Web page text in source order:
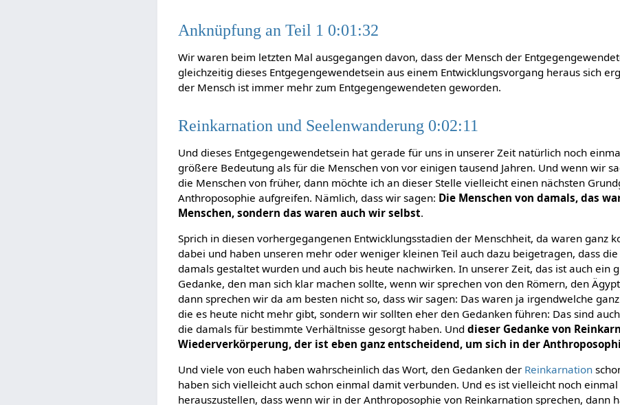
Anknüpfung an Teil 1 0:01:32
Wir waren beim letzten Mal ausgegangen davon, dass der Mensch der
gleichzeitig dieses Entgegengewendetsein aus einem Entwicklungsvorgang heraus sich
der Mensch ist immer mehr zum Entgegengewendeten geworden.
Reinkarnation und Seelenwanderung 0:02:11
Und dieses Entgegengewendetsein hat gerade für uns in unserer Zeit natürlich noch
größere Bedeutung als für die Menschen von vor einigen tausend Jahren. Und wenn wir
die Menschen von früher, dann möchte ich an dieser Stelle vielleicht einen nächsten
Anthroposophie aufgreifen. Nämlich, dass wir sagen: Die Menschen von damals, das
Menschen, sondern das waren auch wir selbst.
Sprich in diesen vorhergegangenen Entwicklungsstadien der Menschheit, da waren ganz
dabei und haben unseren mehr oder weniger kleinen Teil auch dazu beigetragen, dass
damals gestaltet wurden und auch bis heute nachwirken. In unserer Zeit, das ist auch ein
Gedanke, den man sich klar machen sollte, wenn wir sprechen von den Römern, den
dann sprechen wir da am besten nicht so, dass wir sagen: Das waren ja irgendwelche
die es heute nicht mehr gibt, sondern wir sollten eher den Gedanken führen: Das sind
die damals für bestimmte Verhältnisse gesorgt haben. Unddieser Gedanke von
Wiederverkörperung, der ist eben ganz entscheidend, um sich in der
Und viele von euch haben wahrscheinlich das Wort, den Gedanken der Reinkarnation
haben sich vielleicht auch schon einmal damit verbunden. Und es ist vielleicht noch
herauszustellen, dass wenn wir in der Anthroposophie von Reinkarnation sprechen, dann